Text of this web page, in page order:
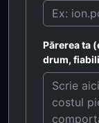
Părerea ta
drum,